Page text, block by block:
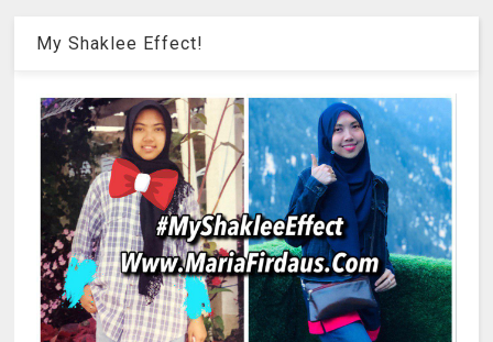
My Shaklee Effect!